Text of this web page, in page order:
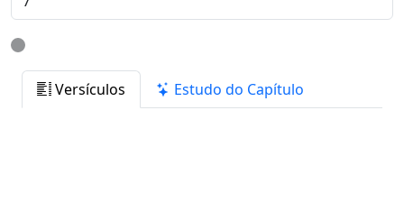
Versículos Estudo do Capítulo